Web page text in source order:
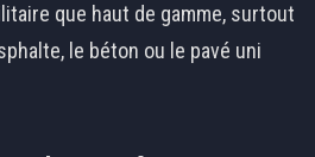
que haut de gamme, surtout
le béton ou le pavé uni